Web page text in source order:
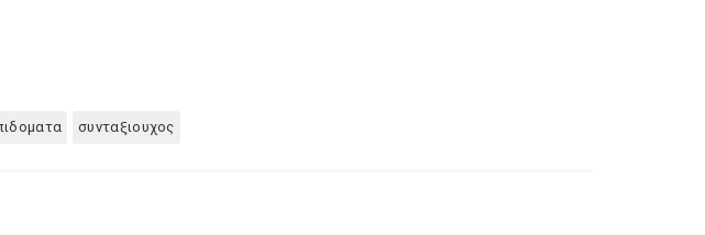
συνταξιουχος